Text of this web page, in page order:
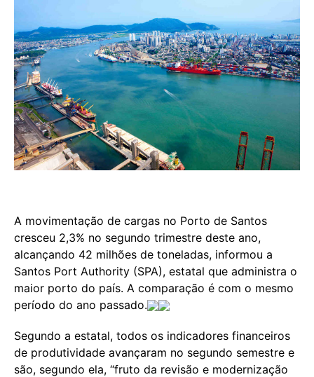
A movimentação de cargas no Porto de Santos
cresceu 2,3% no segundo trimestre deste ano,
alcançando 42 milhões de toneladas, informou a
Santos Port Authority (SPA), estatal que administra o
maior porto do país. A comparação é com o mesmo
período do ano passado.
Segundo a estatal, todos os indicadores financeiros
de produtividade avançaram no segundo semestre e
são, segundo ela, “fruto da revisão e modernização